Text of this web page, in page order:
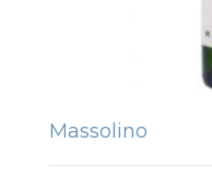
Massolino